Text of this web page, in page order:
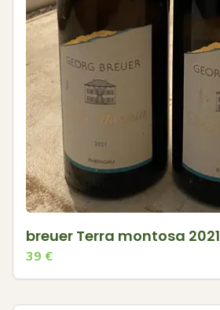
breuer Terra montosa 2021
39 €